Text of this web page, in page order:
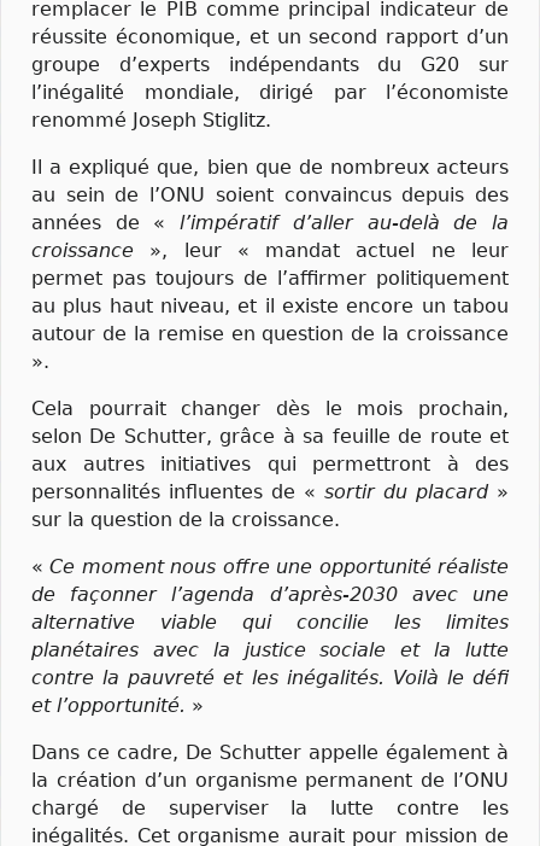
remplacer le PIB comme principal indicateur de
réussite économique, et un second rapport d’un
groupe d’experts indépendants du G20 sur
l’inégalité mondiale, dirigé par l’économiste
renommé Joseph Stiglitz.
Il a expliqué que, bien que de nombreux acteurs
au sein de l’ONU soient convaincus depuis des
années de «l’impératif d’aller au-delà de la
croissance », leur « mandat actuel ne leur
permet pas toujours de l’affirmer politiquement
au plus haut niveau, et il existe encore un tabou
autour de la remise en question de la croissance
».
Cela pourrait changer dès le mois prochain,
selon De Schutter, grâce à sa feuille de route et
aux autres initiatives qui permettront à des
personnalités influentes de « sortir du placard »
sur la question de la croissance.
«Ce moment nous offre une opportunité réaliste
de façonner l’agenda d’après-2030 avec une
alternative viable qui concilie les limites
planétaires avec la justice sociale et la lutte
contre la pauvreté et les inégalités. Voilà le défi
et l’opportunité. »
Dans ce cadre, De Schutter appelle également à
la création d’un organisme permanent de l’ONU
chargé de superviser la lutte contre les
inégalités. Cet organisme aurait pour mission de